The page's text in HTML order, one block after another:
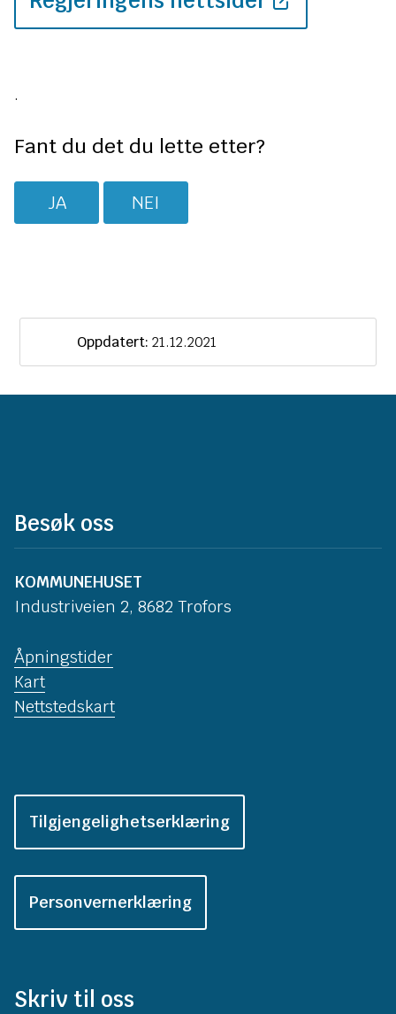
.
Fant du det du lette etter?
JA NEI
Oppdatert: 21.12.2021
Besøk oss
KOMMUNEHUSET
Industriveien 2, 8682 Trofors
Åpningstider
Kart
Nettstedskart
Tilgjengelighetserklæring
Personvernerklæring
Skriv til oss